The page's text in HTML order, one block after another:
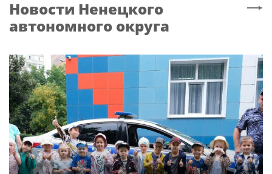
Новости Ненецкого
автономного округа